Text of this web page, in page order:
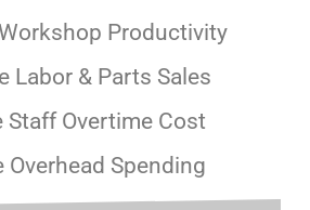
Productivity
Labor & Parts Sales
Staff Overtime Cost
Overhead Spending